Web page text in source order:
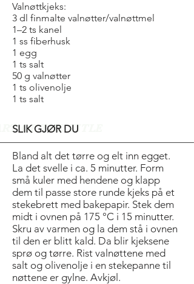
Valnøttkjeks:
3 dl finmalte valnøtter/valnøttmel
1–2 ts kanel
1 ss fiberhusk
1 egg
1 ts salt
50 g valnøtter
1 ts olivenolje
1 ts salt
OF THE TITLE
SLIK GJØR DU
Bland alt det tørre og elt inn egget.
La det svelle i ca. 5 minutter. Form
små kuler med hendene og klapp
dem til passe store runde kjeks på et
stekebrett med bakepapir. Stek dem
midt i ovnen på 175 °C i 15 minutter.
Skru av varmen og la dem stå i ovnen
til den er blitt kald. Da blir kjeksene
sprø og tørre. Rist valnøttene med
salt og olivenolje i en stekepanne til
nøttene er gylne. Avkjøl.